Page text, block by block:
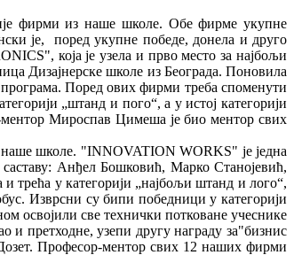
фирми из наше школе. Обе фирме укупне
је, пopeд укупне победе, донела и друго
која је узела и прво место за најбољи
Дизајнерске школе из Београда. Поновила
Поред ових фирми треба споменути
„штанд и пого“, а у истој категорији
Мироспав Цимеша је био ментор свих
школе. "INNOVATION WORKS" је једна
Анђел Бошковић, Марко Станојевић,
у категорији „најбољи штанд и лoгo“,
Изврсни су бипи победници у категорији
све технички потковане учеснике
претходне, узепи другу награду за"бизнис
Професор-ментор свих 12 наших фирми